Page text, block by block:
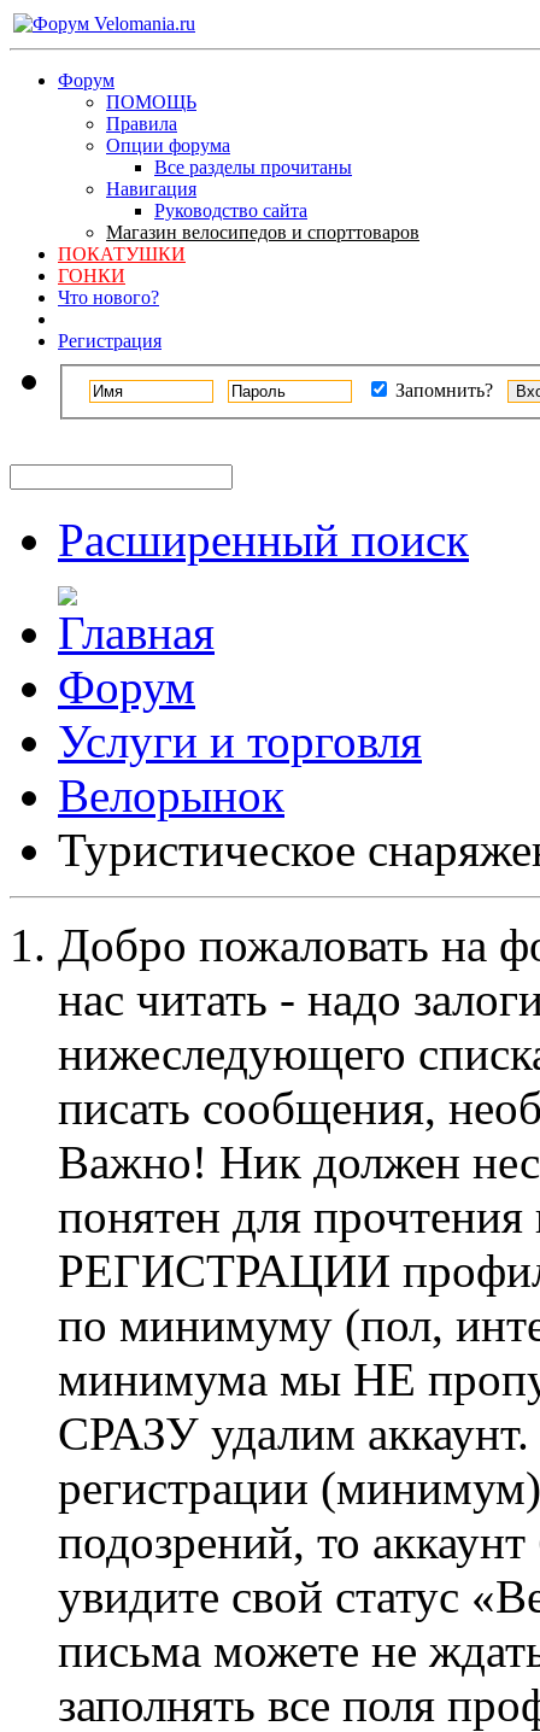
Форум
ПОМОЩЬ
Правила
Опции форума
Все разделы прочитаны
Навигация
Руководство сайта
Магазин велосипедов и спорттоваров
ПОКАТУШКИ
ГОНКИ
Что нового?
Регистрация
Запомнить?
Расширенный поиск
Форум
Услуги и торговля
Велорынок
Туристическое
Добро пожаловать на
нас читать - надо
нижеследующего
писать сообщения,
Важно! Ник должен
понятен для
РЕГИСТРАЦИИ профиль
по минимуму (пол,
минимума мы НЕ
СРАЗУ удалим
регистрации
подозрений, то
увидите свой статус
письма можете не
заполнять все поля